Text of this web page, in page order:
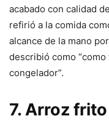
acabado con calidad
refirió a la comida
alcance de la mano
describió como
congelador”.
7. Arroz